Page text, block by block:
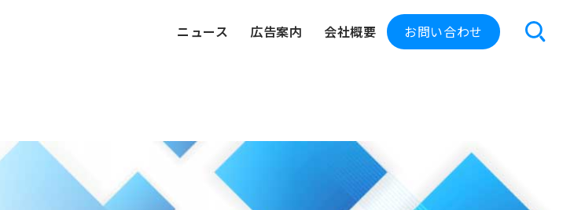
ニュース 広告案内
交通広告
会社概要 お問い合わせ